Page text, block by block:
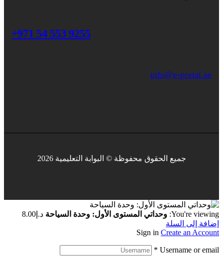
+971 54 553 9255
info@e-portal.ae
جميع الحقوق محفوظة © البوابة التعليمية 2026
You're viewing: وحداتي المستوى الأول: وحدة السياحة د.إ 8.00
إضافة إلى السلة
Sign in Create an Account
Username or email
*